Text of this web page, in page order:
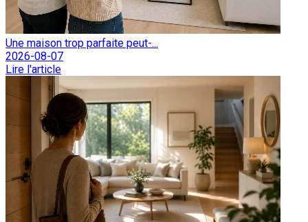
Une maison trop parfaite peut-...
2026-08-07
Lire l'article